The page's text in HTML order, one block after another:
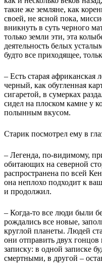
такие же земляне, как
своей, не ясной пока,
вникнуть в суть черного
только земли эти, эта
деятельность белых
будто все приходящее,
– Есть старая африканская
черный, как обугленная
сигаретой, в сумерках
сидел на плоском камне у
полынным вкусом.
Старик посмотрел ему в
– Легенда, по-видимому,
обитающих на северной
распространена по всей
она неплохо подходит к
и продолжил.
– Когда-то все люди были
рождались все новые,
круглой планеты. Людей
они отправить двух
записку: в одной записке
смертными, в другой –